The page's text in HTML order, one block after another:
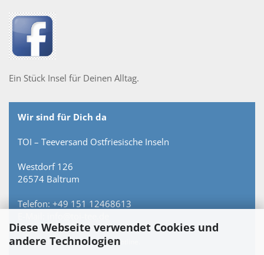
Diese Webseite verwendet Cookies und
andere Technologien
Ein Stück Insel für Deinen Alltag.
Wir sind für Dich da
TOI – Teeversand Ostfriesische Inseln
Westdorf 126
26574 Baltrum
Telefon: +49 151 12468613
Persönlich erreichbar – keine Hotline.